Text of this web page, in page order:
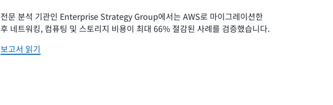
전문 분석 기관인 Enterprise Strategy Group에서는 AWS로 마이그레이션한
후 네트워킹, 컴퓨팅 및 스토리지 비용이 최대 66% 절감된 사례를 검증했습니다.
보고서 읽기